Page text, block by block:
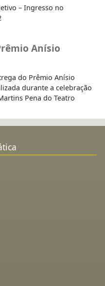
– Ingresso no
Anísio
do Prêmio Anísio
durante a celebração
Pena do Teatro